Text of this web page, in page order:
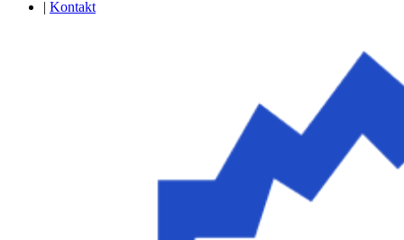
| Kontakt